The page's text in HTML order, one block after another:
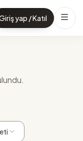
yap / Katıl